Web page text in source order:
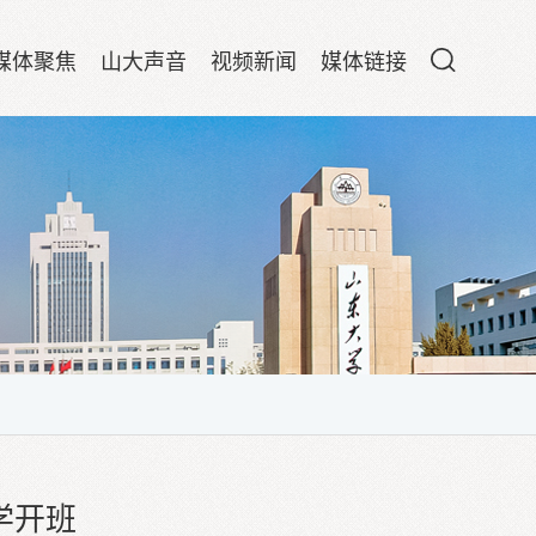
体聚焦 山大声音 视频新闻 媒体链接
开班